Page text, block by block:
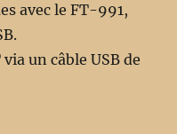
avec le FT-991,
un câble USB de